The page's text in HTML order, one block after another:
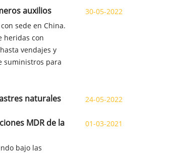
auxilios
sede en China.
heridas con
vendajes y
suministros para
30-05-2022
naturales 24-05-2022
MDR de la
bajo las
01-03-2021